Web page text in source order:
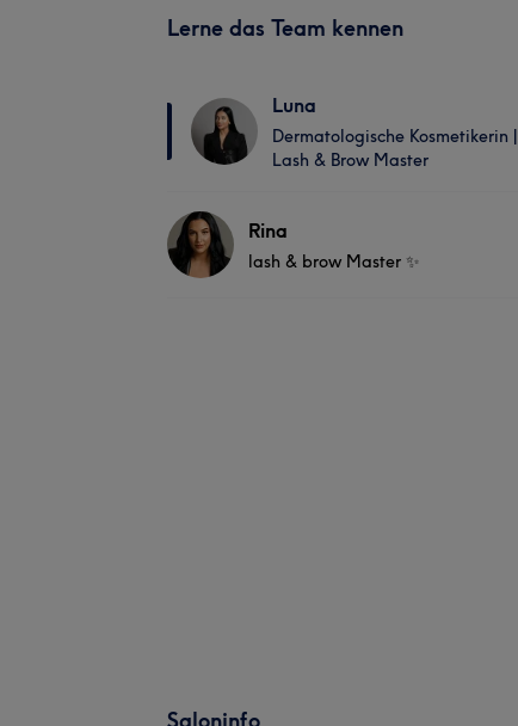
Lerne das Team kennen
Luna
Dermatologische Kosmetikerin |
Lash & Brow Master
Rina
lash & brow Master ✨
Saloninfo